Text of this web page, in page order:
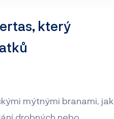
který
mýtnými branami, jak